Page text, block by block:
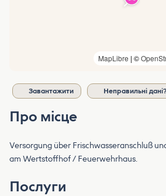
MapLibre | ©
Завантажити Неправильні
Про місце
Versorgung über Frischwasseranschluß
am Wertstoffhof / Feuerwehrhaus.
Послуги